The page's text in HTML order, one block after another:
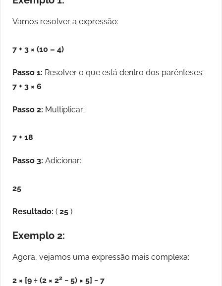
Vamos resolver a expressão:
7 + 3 × (10 – 4)
Passo 1: Resolver o que está dentro dos parênteses:
7 + 3 × 6
Passo 2: Multiplicar:
7 + 18
Passo 3: Adicionar:
25
Resultado: ( 25 )
Exemplo 2:
Agora, vejamos uma expressão mais complexa:
2 × [9 ÷ (2 × 22 − 5) × 5] − 7